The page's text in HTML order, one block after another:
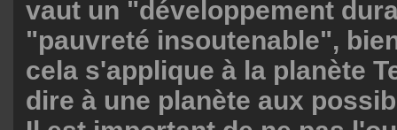
vaut un "développement
"pauvreté insoutenable",
cela s'applique à la planète
dire à une planète aux